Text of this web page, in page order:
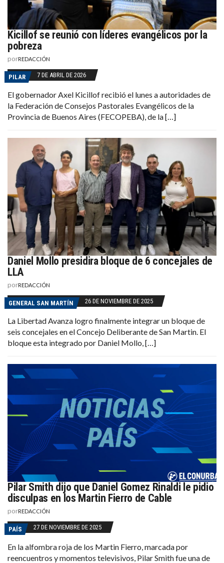
Kicillof se reunió con líderes evangélicos por la
pobreza
porREDACCIÓN
PILAR 7 DE ABRIL DE 2026
El gobernador Axel Kicillof recibió el lunes a autoridades de
la Federación de Consejos Pastorales Evangélicos de la
Provincia de Buenos Aires (FECOPEBA), de la […]
Daniel Mollo presidira bloque de 6 concejales de
LLA
porREDACCIÓN
GENERAL SAN MARTÍN 26 DE NOVIEMBRE DE 2025
La Libertad Avanza logro finalmente integrar un bloque de
seis concejales en el Concejo Deliberante de San Martin. El
bloque esta integrado por Daniel Mollo, […]
Pilar Smith dijo que Daniel Gomez Rinaldi le pidio
disculpas en los Martin Fierro de Cable
porREDACCIÓN
PAÍS 27 DE NOVIEMBRE DE 2025
En la alfombra roja de los Martin Fierro, marcada por
reencuentros y momentos televisivos, Pilar Smith fue una de